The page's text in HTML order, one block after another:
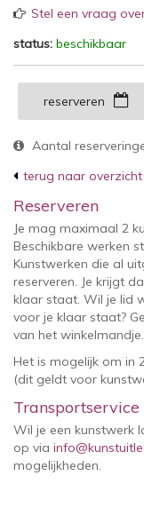
Stel een vraag
status: beschikbaar
reserveren
Aantal
terug naar overzicht
Reserveren
Je mag maximaal 2
Beschikbare werken
Kunstwerken die al
reserveren. Je krijgt
klaar staat. Wil je lid
voor je klaar staat?
van het winkelmandje.
Het is mogelijk om in
(dit geldt voor
Transportservice
Wil je een kunstwerk
op via
mogelijkheden.